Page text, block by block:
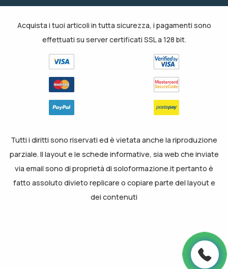
Acquista i tuoi articoli in tutta sicurezza, i pagamenti sono
effettuati su server certificati SSL a 128 bit.
Tutti i diritti sono riservati ed è vietata anche la riproduzione
parziale. Il layout e le schede informative, sia web che inviate
via email sono di proprietà di soloformazione.it pertanto è
fatto assoluto divieto replicare o copiare parte del layout e
dei contenuti